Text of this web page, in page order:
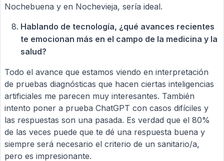
Nochebuena y en Nochevieja, sería ideal.
Hablando de tecnología, ¿qué avances recientes
te emocionan más en el campo de la medicina y la
salud?
Todo el avance que estamos viendo en interpretación
de pruebas diagnósticas que hacen ciertas inteligencias
artificiales me parecen muy interesantes. También
intento poner a prueba ChatGPT con casos difíciles y
las respuestas son una pasada. Es verdad que el 80%
de las veces puede que te dé una respuesta buena y
siempre será necesario el criterio de un sanitario/a,
pero es impresionante.